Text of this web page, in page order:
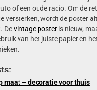
of een oude radio. Om de
versterken, wordt de poster
Devintage poster is nieuw,
van het juiste papier en
maat – decoratie voor thuis